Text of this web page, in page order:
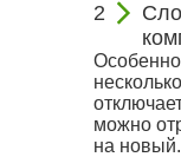
можно
на новый.